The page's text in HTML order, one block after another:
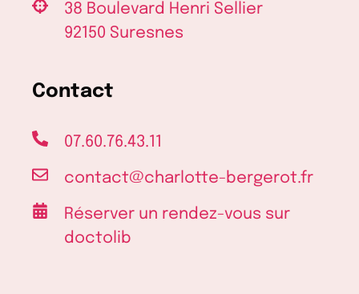
38 Boulevard Henri Sellier
92150 Suresnes
Contact
07.60.76.43.11
contact@charlotte-bergerot.fr
Réserver un rendez-vous sur
doctolib